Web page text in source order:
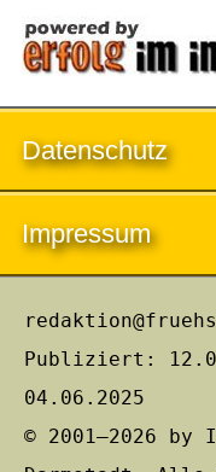
Datenschutz
Impressum
Publiziert:
04.06.2025
© 2001–2026 by